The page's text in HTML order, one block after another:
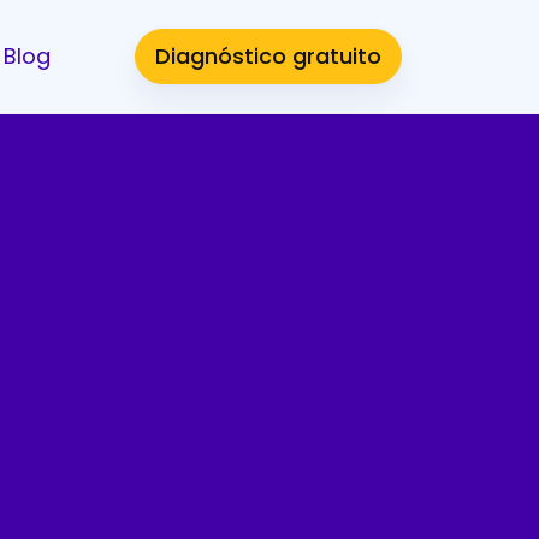
Blog Diagnóstico gratuito